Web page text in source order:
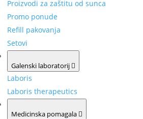
Proizvodi za zaštitu od sunca
Promo ponude
Refill pakovanja
Setovi
Galenski laboratorij
Laboris
Laboris therapeutics
Medicinska pomagala